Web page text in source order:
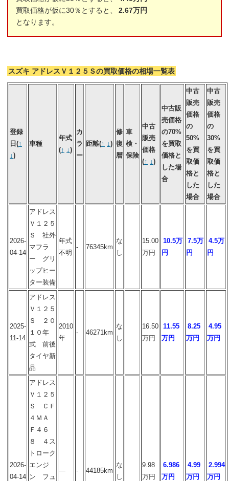
買取価格が仮に30％とすると、
2.67万円
となります。
スズキ アドレスＶ１２５Ｓの買取価格の相場一覧表
登録
日(↑
↓)
車種
年式
(↑ ↓)
カ
ラ
ー
距離(↑ ↓)
修
復
暦
車
検・
保険
中古
販売
価格
(↑ ↓)
中古販
売価格
の70%
を買取
価格と
した場
合
中古
販売
価格
の
50%
を買
取価
格と
した
場合
中古
販売
価格
の
30%
を買
取価
格と
した
場合
2026-
04-14
アドレス
Ｖ１２５
Ｓ 社外
マフラ
ー グリ
ップヒー
ター装備
年式
不明
- 76345km
な
し
15.00
万円
10.5万
円
7.5万
円
4.5万
円
2025-
11-14
アドレス
Ｖ１２５
Ｓ ２０
１０年
式 前後
タイヤ新
品
2010
年
- 46271km
な
し
16.50
万円
11.55
万円
8.25
万円
4.95
万円
2026-
04-14
アドレス
Ｖ１２５
Ｓ ＣＦ
４ＭＡ
Ｆ４６
８ ４ス
トローク
エンジ
ン フュ
― - 44185km
な
し
9.98
万円
6.986
万円
4.99
万円
2.994
万円